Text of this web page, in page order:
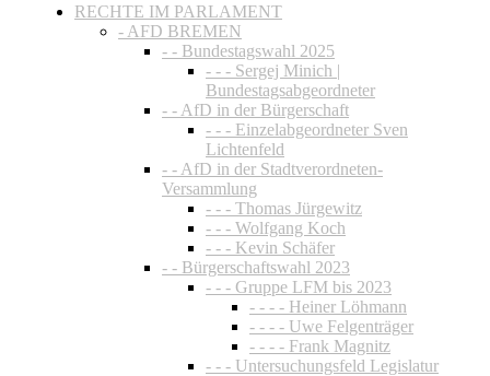
RECHTE IM PARLAMENT
- AFD BREMEN
- - Bundestagswahl 2025
- - - Sergej Minich |
Bundestagsabgeordneter
- - AfD in der Bürgerschaft
- - - Einzelabgeordneter Sven
Lichtenfeld
- - AfD in der Stadtverordneten-
Versammlung
- - - Thomas Jürgewitz
- - - Wolfgang Koch
- - - Kevin Schäfer
- - Bürgerschaftswahl 2023
- - - Gruppe LFM bis 2023
- - - - Heiner Löhmann
- - - - Uwe Felgenträger
- - - - Frank Magnitz
- - - Untersuchungsfeld Legislatur